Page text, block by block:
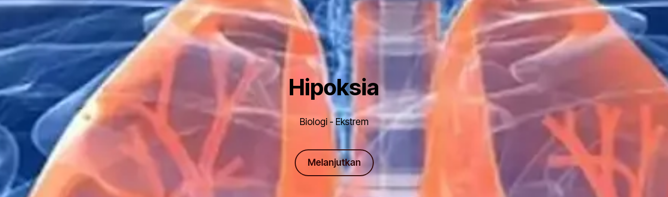
Hipoksia
Biologi - Ekstrem
Melanjutkan